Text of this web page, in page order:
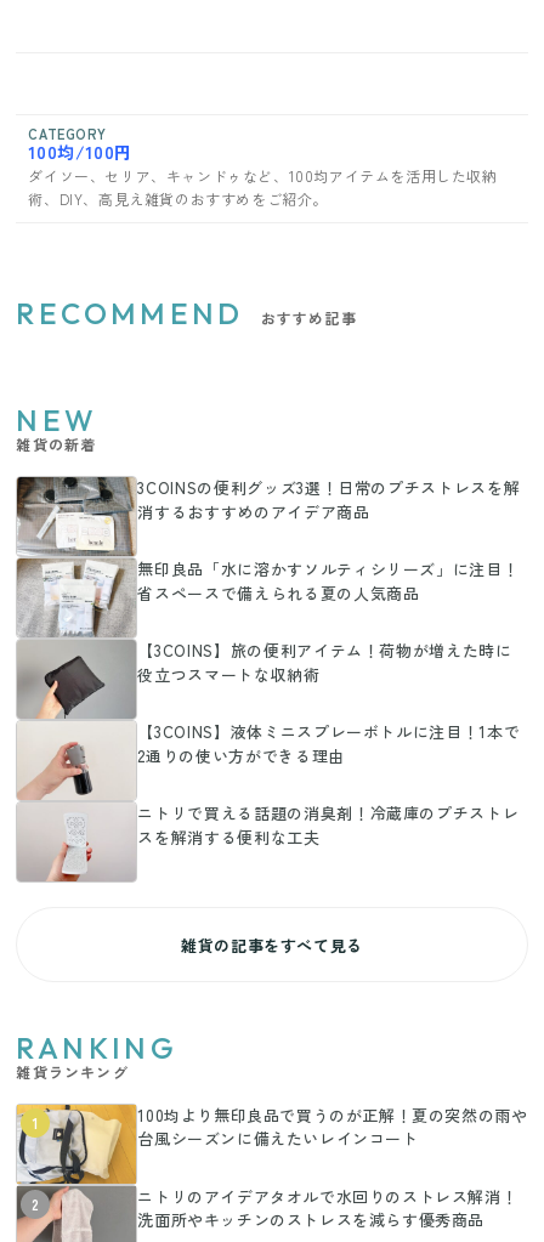
CATEGORY
100均/100円
ダイソー、セリア、キャンドゥなど、100均アイテムを活用した収納
術、DIY、高見え雑貨のおすすめをご紹介。
RECOMMEND おすすめ記事
NEW
雑貨の新着
3COINSの便利グッズ3選！日常のプチストレスを解
消するおすすめのアイデア商品
無印良品「水に溶かすソルティシリーズ」に注目！
省スペースで備えられる夏の人気商品
【3COINS】旅の便利アイテム！荷物が増えた時に
役立つスマートな収納術
【3COINS】液体ミニスプレーボトルに注目！1本で
2通りの使い方ができる理由
ニトリで買える話題の消臭剤！冷蔵庫のプチストレ
スを解消する便利な工夫
雑貨の記事をすべて見る
RANKING
雑貨ランキング
1
100均より無印良品で買うのが正解！夏の突然の雨や
台風シーズンに備えたいレインコート
2
ニトリのアイデアタオルで水回りのストレス解消！
洗面所やキッチンのストレスを減らす優秀商品